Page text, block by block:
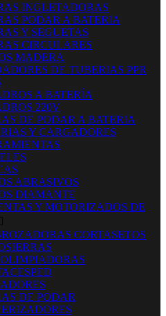
INGLETADORAS
PODAR A BATERIA
Y SEGUETAS
CIRCULARES
MADERA
DE TUBERIAS PPR
A BATERÍA
220V
DE PODAR A BATERIA
Y CARGADORES
ABRASIVOS
DIAMANTE
Y MOTORIZADOS DE

CORTASETOS
DE PODAR